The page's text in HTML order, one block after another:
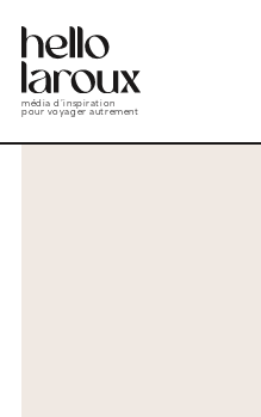
média d’inspiration
pour voyager autrement